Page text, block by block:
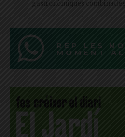
gastronòmiques
REP LES
MOMENT